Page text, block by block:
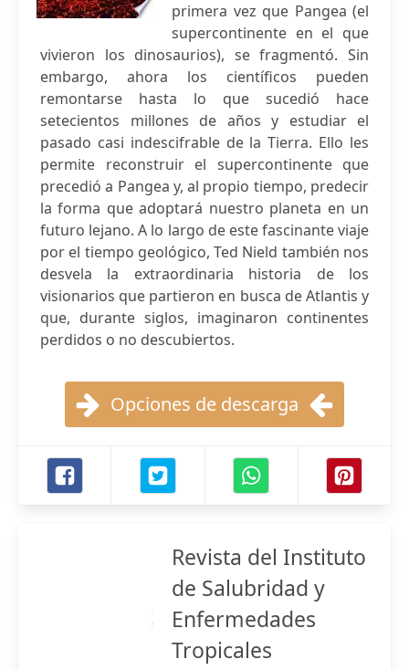
primera vez que Pangea (el
supercontinente en el que
vivieron los dinosaurios), se fragmentó. Sin
embargo, ahora los científicos pueden
remontarse hasta lo que sucedió hace
setecientos millones de años y estudiar el
pasado casi indescifrable de la Tierra. Ello les
permite reconstruir el supercontinente que
precedió a Pangea y, al propio tiempo, predecir
la forma que adoptará nuestro planeta en un
futuro lejano. A lo largo de este fascinante viaje
por el tiempo geológico, Ted Nield también nos
desvela la extraordinaria historia de los
visionarios que partieron en busca de Atlantis y
que, durante siglos, imaginaron continentes
perdidos o no descubiertos.
Opciones de descarga
Revista del Instituto
de Salubridad y
Enfermedades
Tropicales